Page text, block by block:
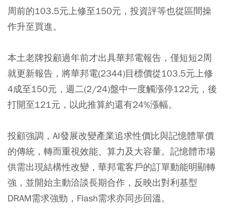
周前的103.5元上修至150元，投資評等也從區間操
作升至買進。
本土老牌投顧過年前才出具華邦電報告，僅短短2周
就更新報告，將華邦電(2344)目標價從103.5元上修
4成至150元，週二(2/24)盤中一度觸漲停122元，後
打開至121元，以此推算約還有24%漲幅。
投顧強調，AI發展改變產業追求性價比與記憶體單價
的傳統，轉而重視效能、算力及大容量。記憶體市場
供需出現結構性改變，華邦電客戶的訂單動能明顯轉
強，並開始主動洽談長期合作，反映出對利基型
DRAM需求強勁，Flash需求亦同步回溫。